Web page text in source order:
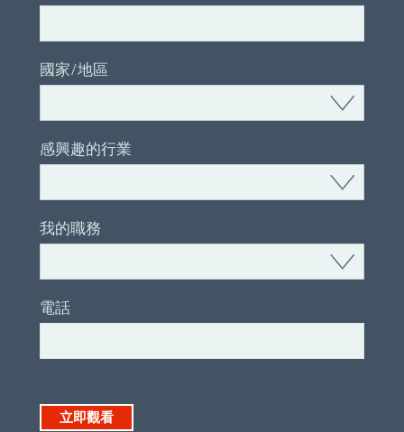
國家/地區
感興趣的行業
我的職務
電話
立即觀看